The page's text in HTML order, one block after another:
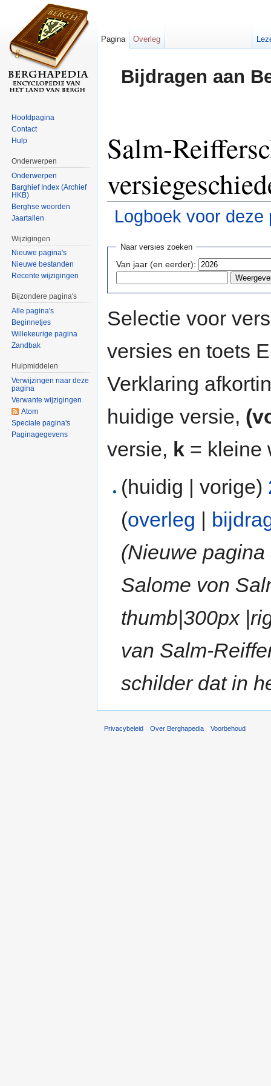
Bijdragen aan
Salm-
Logboek voor deze
Naar versies zoeken
Van jaar (en eerder):
Selectie voor
versies en toets
Verklaring
huidige versie,
versie, k = kleine
(huidig | vorige)
(overleg |
(Nieuwe
Salome von
thumb|300px
van Salm-
schilder dat in
Pagina Overleg
Hoofdpagina
Contact
Hulp
Onderwerpen
Onderwerpen
Barghief Index (Archief
HKB)
Berghse woorden
Jaartallen
Wijzigingen
Nieuwe pagina's
Nieuwe bestanden
Recente wijzigingen
Bijzondere pagina's
Alle pagina's
Beginnetjes
Willekeurige pagina
Zandbak
Hulpmiddelen
Verwijzingen naar deze
pagina
Verwante wijzigingen
Atom
Speciale pagina's
Paginagegevens
Privacybeleid Over Berghapedia Voorbehoud